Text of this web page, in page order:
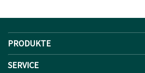
PRODUKTE
SERVICE